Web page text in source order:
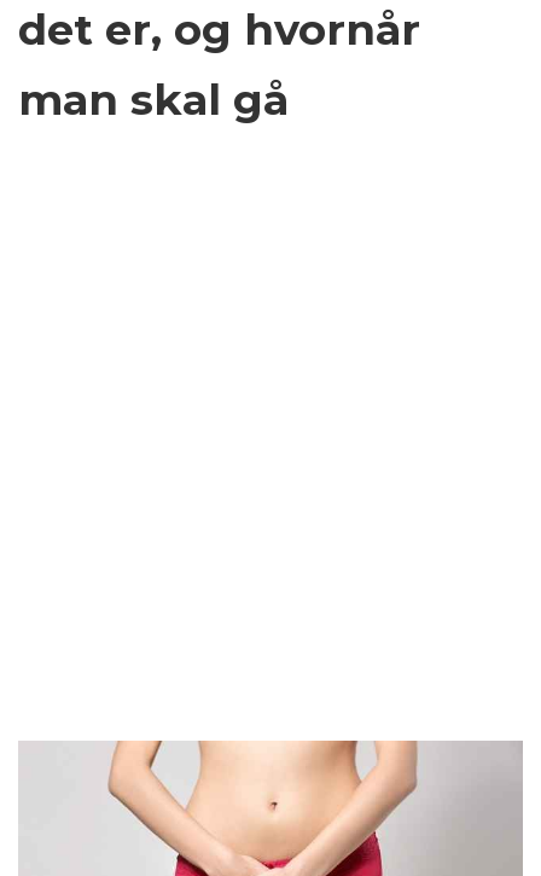
det er, og hvornår
man skal gå